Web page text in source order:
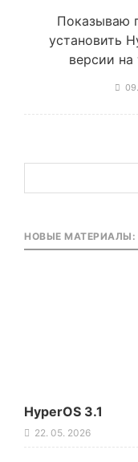
Показываю
установить
версии на
НОВЫЕ МАТЕРИАЛЫ:
HyperOS 3.1
22. 05. 2026